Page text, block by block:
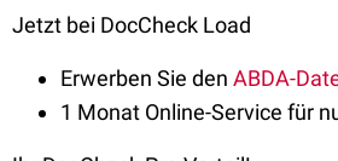
Jetzt bei DocCheck Load
Erwerben Sie den ABDA-
1 Monat Online-Service für